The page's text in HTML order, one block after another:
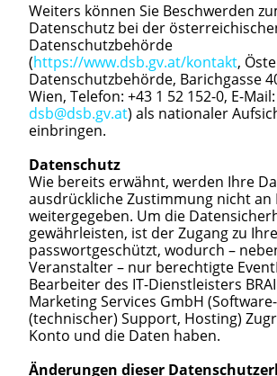
Weiters können Sie Beschwerden
Datenschutz bei der
Datenschutzbehörde
(https://www.dsb.gv.at/kontakt,
Datenschutzbehörde, Barichgasse
Wien, Telefon: +43 1 52 152-0, E-Mail:
dsb@dsb.gv.at) als nationaler
einbringen.
Datenschutz
Wie bereits erwähnt, werden Ihre
ausdrückliche Zustimmung nicht
weitergegeben. Um die
gewährleisten, ist der Zugang zu
passwortgeschützt, wodurch –
Veranstalter – nur berechtigte
Bearbeiter des IT-Dienstleisters
Marketing Services GmbH
(technischer) Support, Hosting)
Konto und die Daten haben.
Änderungen dieser